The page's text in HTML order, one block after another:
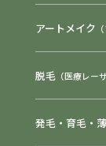
アートメイク
脱毛 （医療レー
発毛・育毛・